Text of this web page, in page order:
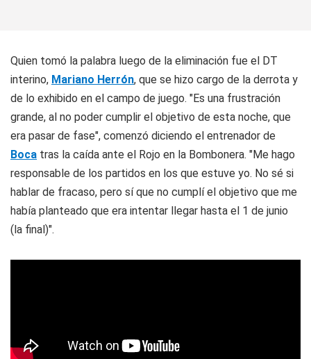
Quien tomó la palabra luego de la eliminación fue el DT
interino, Mariano Herrón, que se hizo cargo de la derrota y
de lo exhibido en el campo de juego. "Es una frustración
grande, al no poder cumplir el objetivo de esta noche, que
era pasar de fase", comenzó diciendo el entrenador de
Boca tras la caída ante el Rojo en la Bombonera. "Me hago
responsable de los partidos en los que estuve yo. No sé si
hablar de fracaso, pero sí que no cumplí el objetivo que me
había planteado que era intentar llegar hasta el 1 de junio
(la final)".